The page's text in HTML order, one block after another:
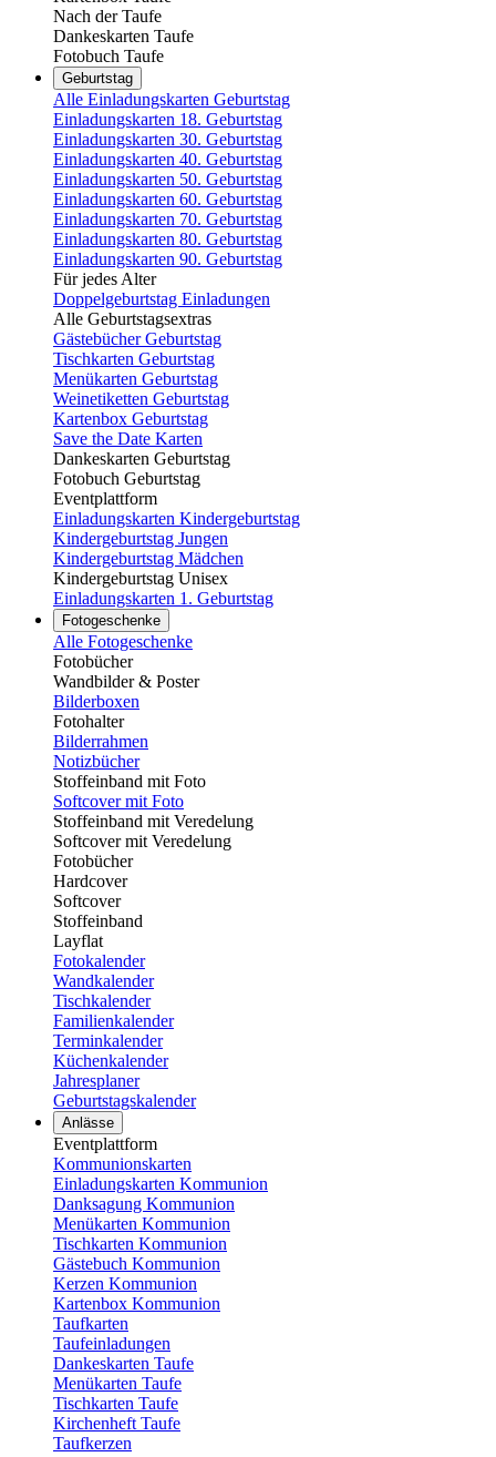
Nach der Taufe
Dankeskarten Taufe
Fotobuch Taufe
Geburtstag
Alle Einladungskarten Geburtstag
Einladungskarten 18. Geburtstag
Einladungskarten 30. Geburtstag
Einladungskarten 40. Geburtstag
Einladungskarten 50. Geburtstag
Einladungskarten 60. Geburtstag
Einladungskarten 70. Geburtstag
Einladungskarten 80. Geburtstag
Einladungskarten 90. Geburtstag
Für jedes Alter
Doppelgeburtstag Einladungen
Alle Geburtstagsextras
Gästebücher Geburtstag
Tischkarten Geburtstag
Menükarten Geburtstag
Weinetiketten Geburtstag
Kartenbox Geburtstag
Save the Date Karten
Dankeskarten Geburtstag
Fotobuch Geburtstag
Eventplattform
Einladungskarten Kindergeburtstag
Kindergeburtstag Jungen
Kindergeburtstag Mädchen
Kindergeburtstag Unisex
Einladungskarten 1. Geburtstag
Fotogeschenke
Alle Fotogeschenke
Fotobücher
Wandbilder & Poster
Bilderboxen
Fotohalter
Bilderrahmen
Notizbücher
Stoffeinband mit Foto
Softcover mit Foto
Stoffeinband mit Veredelung
Softcover mit Veredelung
Fotobücher
Hardcover
Softcover
Stoffeinband
Layflat
Fotokalender
Wandkalender
Tischkalender
Familienkalender
Terminkalender
Küchenkalender
Jahresplaner
Geburtstagskalender
Anlässe
Eventplattform
Kommunionskarten
Einladungskarten Kommunion
Danksagung Kommunion
Menükarten Kommunion
Tischkarten Kommunion
Gästebuch Kommunion
Kerzen Kommunion
Kartenbox Kommunion
Taufkarten
Taufeinladungen
Dankeskarten Taufe
Menükarten Taufe
Tischkarten Taufe
Kirchenheft Taufe
Taufkerzen